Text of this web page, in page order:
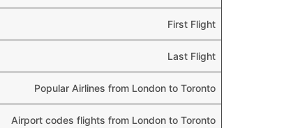
First Flight
Last Flight
Popular Airlines from London to Toronto
Airport codes flights from London to Toronto